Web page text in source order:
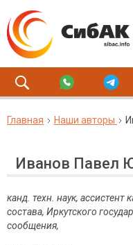
Главная Наши авторы
Иванов Павел
канд. техн. наук,
состава, Иркутского
сообщения,